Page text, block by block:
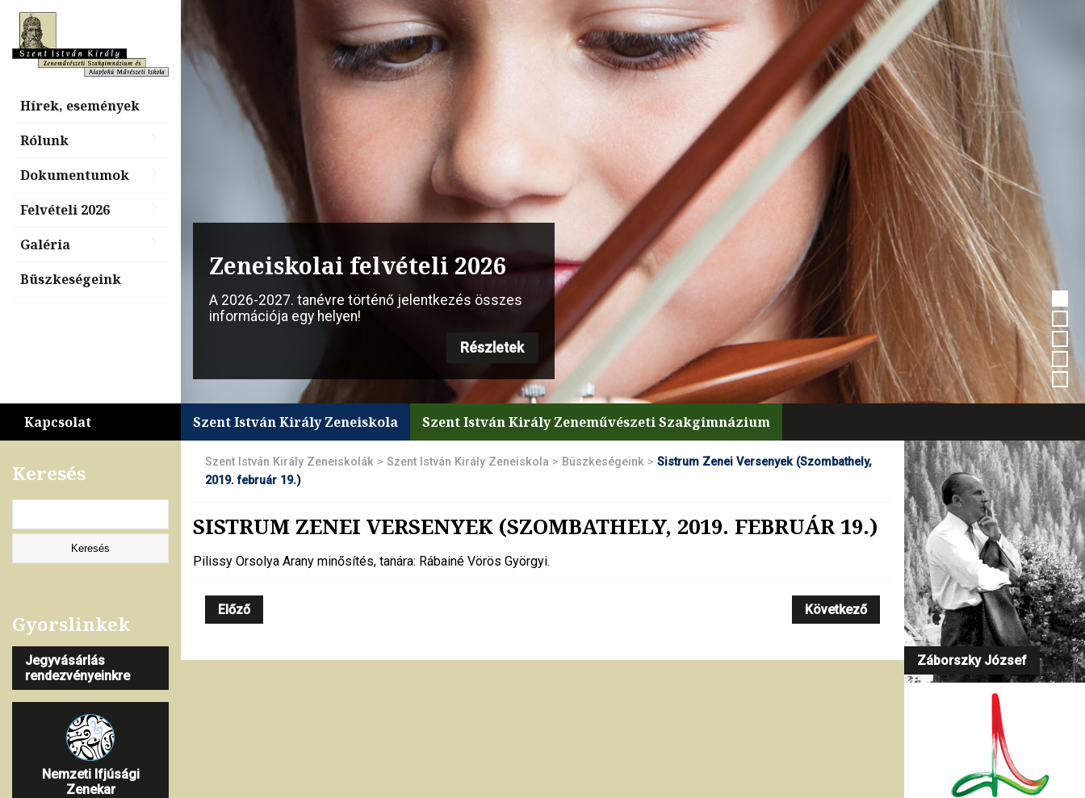
Hírek, események
Rólunk
Dokumentumok
Felvételi 2026
Galéria
Büszkeségeink
Zeneiskolai felvételi 2026
A 2026-2027. tanévre történő jelentkezés összes
információja egy helyen!
Részletek
Billentyűs és vonós szakmai
nap, „Tiéd a Steinway”
Részletek
Kapcsolat Szent István Király Zeneiskola Szent István Király Zeneművészeti Szakgimnázium
Szent István Király Zeneiskolák > Szent István Király Zeneiskola > Büszkeségeink > Sistrum Zenei Versenyek (Szombathely,
2019. február 19.)
SISTRUM ZENEI VERSENYEK (SZOMBATHELY, 2019. FEBRUÁR 19.)
Pilissy Orsolya Arany minősítés, tanára: Rábainé Vörös Györgyi.
Előző Következő
Keresés
Gyorslinkek
Jegyvásárlás
rendezvényeinkre
Nemzeti Ifjúsági
Zenekar
Záborszky József